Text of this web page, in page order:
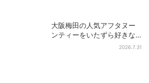
大阪梅田の人気アフタヌー
ンティーをいたずら好きな
「リトルミイ」がジャッ2026.7.31